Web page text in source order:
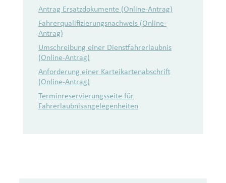
Antrag Ersatzdokumente (Online-Antrag)
Fah­rer­qua­li­fi­zie­rungs­nach­weis (Online-
Antrag)
Umschreibung einer Dienstfahrerlaubnis
(Online-Antrag)
Anforderung einer Karteikartenabschrift
(Online-Antrag)
Terminreservierungsseite für
Fahrerlaubnisangelegenheiten